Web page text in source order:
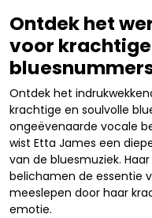
Ontdek het
voor
Ontdek het
krachtige en soulvolle
ongeëvenaarde vocale
wist Etta James een
van de bluesmuziek. Haar
belichamen de essentie
meeslepen door haar
emotie.